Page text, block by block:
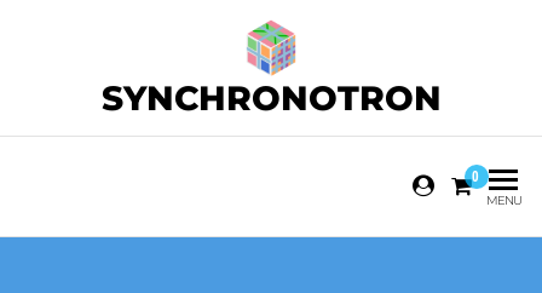
SYNCHRONOTRON
0
MENU